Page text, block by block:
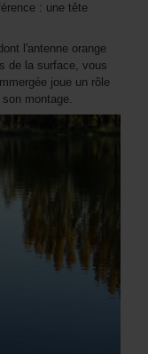
: une tête
l'antenne orange
de la surface, vous
joue un rôle
montage.